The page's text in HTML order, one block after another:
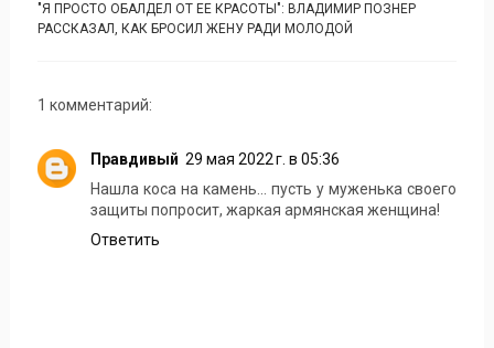
"Я ПРОСТО ОБАЛДЕЛ ОТ ЕЕ КРАСОТЫ": ВЛАДИМИР ПОЗНЕР
РАССКАЗАЛ, КАК БРОСИЛ ЖЕНУ РАДИ МОЛОДОЙ
1 комментарий:
Правдивый 29 мая 2022 г. в 05:36
Нашла коса на камень... пусть у муженька своего
защиты попросит, жаркая армянская женщина!
Ответить